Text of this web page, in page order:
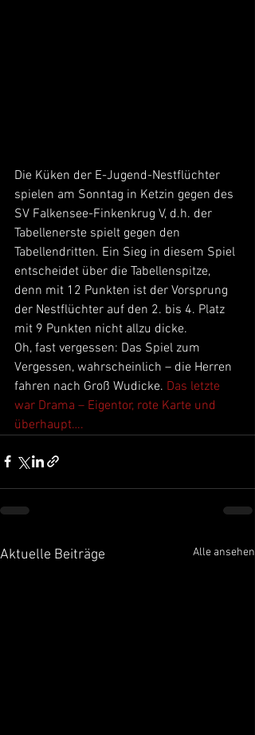
Die Küken der E-Jugend-Nestflüchter
spielen am Sonntag in Ketzin gegen des
SV Falkensee-Finkenkrug V, d.h. der
Tabellenerste spielt gegen den
Tabellendritten. Ein Sieg in diesem Spiel
entscheidet über die Tabellenspitze,
denn mit 12 Punkten ist der Vorsprung
der Nestflüchter auf den 2. bis 4. Platz
mit 9 Punkten nicht allzu dicke.
Oh, fast vergessen: Das Spiel zum
Vergessen, wahrscheinlich – die Herren
fahren nach Groß Wudicke. Das letzte
war Drama – Eigentor, rote Karte und
überhaupt….
Aktuelle Beiträge Alle ansehen